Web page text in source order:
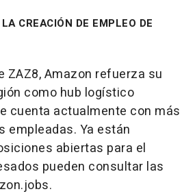
CREACIÓN DE EMPLEO DE
ZAZ8, Amazon refuerza su
como hub logístico
cuenta actualmente con más
empleadas. Ya están
abiertas para el
pueden consultar las